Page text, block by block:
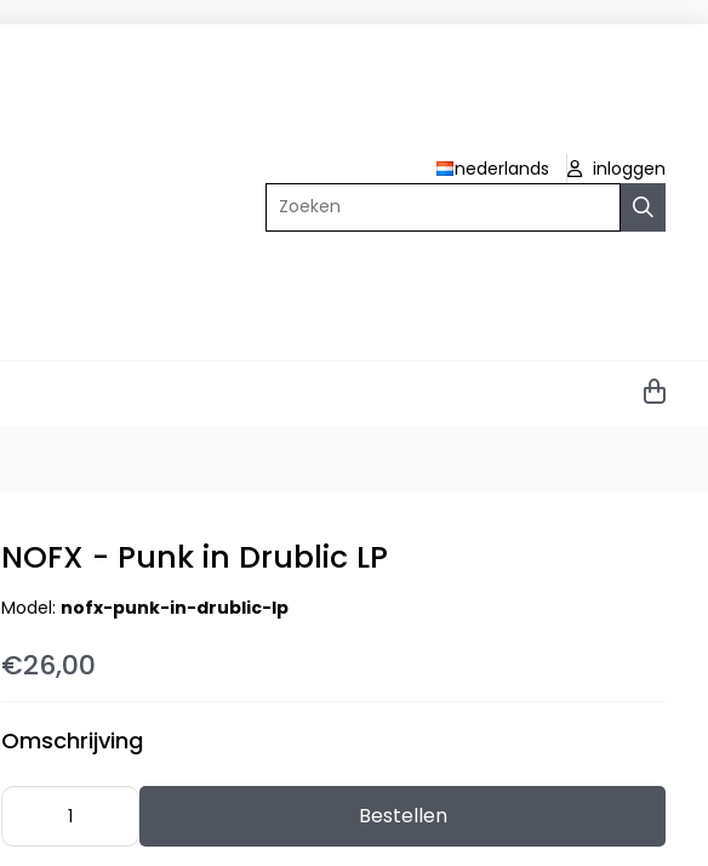
nederlands
inloggen
Zoeken
NOFX - Punk in Drublic LP
Model: nofx-punk-in-drublic-lp
€26,00
Omschrijving
Bestellen